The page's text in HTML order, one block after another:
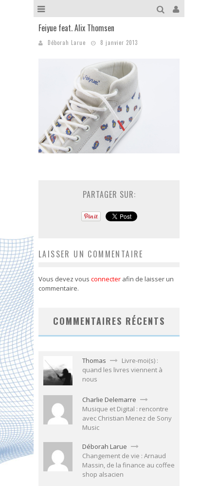
Feiyue feat. Alix Thomsen
Déborah Larue 8 janvier 2013
PARTAGER SUR:
LAISSER UN COMMENTAIRE
Vous devez vous connecter afin de laisser un
commentaire.
COMMENTAIRES RÉCENTS
Thomas
Livre-moi(s) :
quand les livres viennent à
nous
Charlie Delemarre
Musique et Digital : rencontre
avec Christian Menez de Sony
Music
Déborah Larue
Changement de vie : Arnaud
Massin, de la finance au coffee
shop alsacien